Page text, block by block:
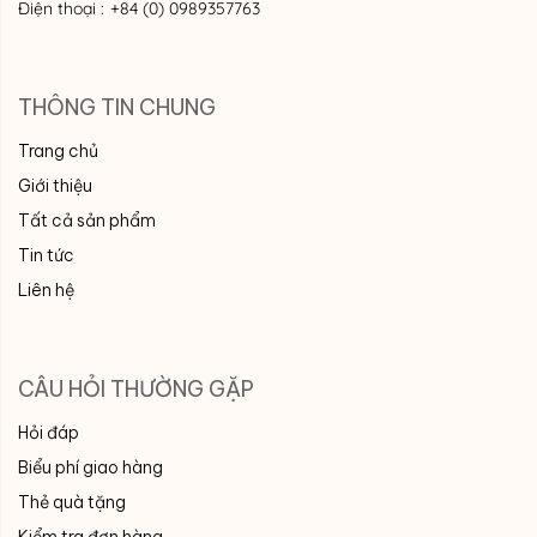
Điện thoại : +84 (0) 0989357763
THÔNG TIN CHUNG
Trang chủ
Giới thiệu
Tất cả sản phẩm
Tin tức
Liên hệ
CÂU HỎI THƯỜNG GẶP
Hỏi đáp
Biểu phí giao hàng
Thẻ quà tặng